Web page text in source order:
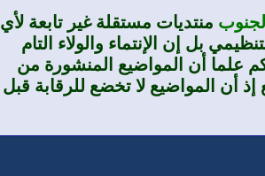
منتديات مستقلة غير تابعة لأي
بل إن الإنتماء والولاء التام
علما أن المواضيع المنشورة من
أن المواضيع لا تخضع للرقابة قبل